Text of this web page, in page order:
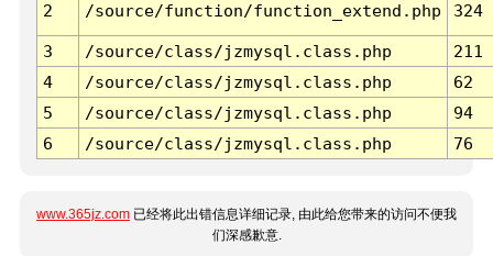
2 /source/function/function_extend.php 324
3 /source/class/jzmysql.class.php
211
4
/source/class/jzmysql.class.php
62
5
/source/class/jzmysql.class.php
94
6
/source/class/jzmysql.class.php 76
www.365jz.com 已经将此出错信息详细记录, 由此给您带来的访问不便我
们深感歉意.